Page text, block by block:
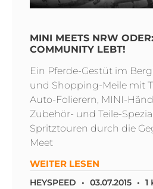
MINI MEETS NRW
COMMUNITY LEBT!
Ein Pferde-Gestüt im
und Shopping-Meile mit
Auto-Folierern, MINI-
Zubehör- und Teile-
Spritztouren durch die
Meet
WEITER LESEN
HEYSPEED 03.07.2015 1